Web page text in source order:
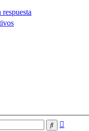
respuesta
Buscar